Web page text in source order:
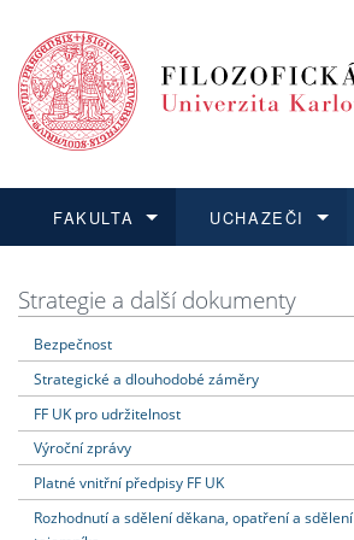
FAKULTA
Dozvědět se více
UCHAZEČI
Podat přihlášku
Dozvědět se více
Dozvědět se více
Dozvědět se více
Strategie a další dokumenty
Bezpečnost
Strategické a dlouhodobé záměry
FF UK pro udržitelnost
Výroční zprávy
Platné vnitřní předpisy FF UK
Rozhodnutí a sdělení děkana, opatření a sdělení